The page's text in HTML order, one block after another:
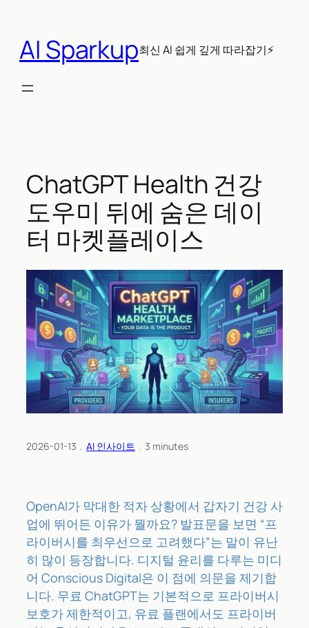
AI Sparkup최신 AI 쉽게 깊게 따라잡기⚡
ChatGPT Health 건강
도우미 뒤에 숨은 데이
터 마켓플레이스
2026-01-13 ﹒ AI 인사이트 ﹒ 3 minutes
OpenAI가 막대한 적자 상황에서 갑자기 건강 사
업에 뛰어든 이유가 뭘까요? 발표문을 보면 “프
라이버시를 최우선으로 고려했다”는 말이 유난
히 많이 등장합니다. 디지털 윤리를 다루는 미디
어 Conscious Digital은 이 점에 의문을 제기합
니다. 무료 ChatGPT는 기본적으로 프라이버시
보호가 제한적이고, 유료 플랜에서도 프라이버